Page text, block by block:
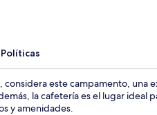
Políticas
considera este campamento, una
la cafetería es el lugar ideal
y amenidades.